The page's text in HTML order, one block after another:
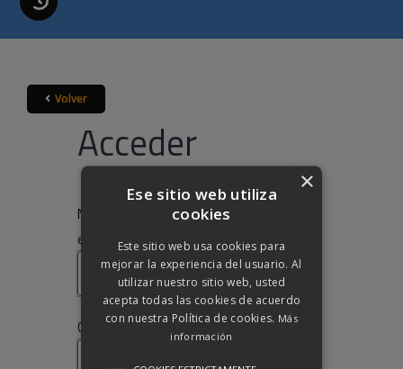
Volver
Acceder
Nombre de usuario o correo
electrónico *Obligatorio
Contraseña*Obligatorio
×
Ese sitio web utiliza
cookies
Este sitio web usa cookies para
mejorar la experiencia del usuario. Al
utilizar nuestro sitio web, usted
acepta todas las cookies de acuerdo
con nuestra Política de cookies. Más
información